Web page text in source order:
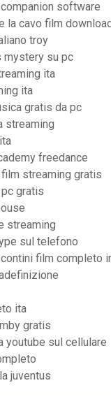
software
la cavo film download
troy
mystery su pc
ita
ita
gratis da pc
streaming
freedance
streaming gratis
gratis
streaming
sul telefono
film completo
ita
gratis
youtube sul cellulare
juventus